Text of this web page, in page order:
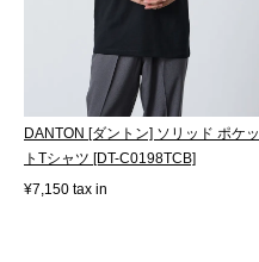
DANTON [ダントン] ソリッド ポケッ
トTシャツ [DT-C0198TCB]
¥7,150 tax in